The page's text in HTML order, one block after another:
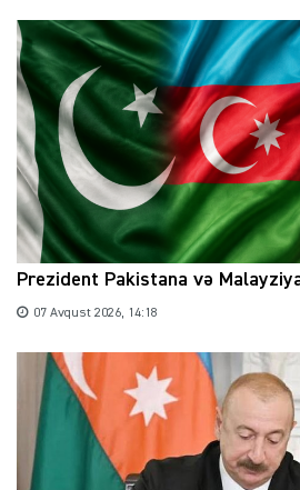
Prezident Pakistana və
07 Avqust 2026, 14:18